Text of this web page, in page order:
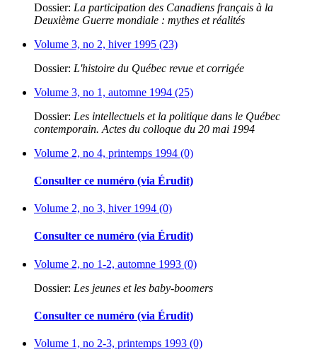
Dossier: La participation des Canadiens français à la
Deuxième Guerre mondiale : mythes et réalités
Volume 3, no 2, hiver 1995 (23)
Dossier: L'histoire du Québec revue et corrigée
Volume 3, no 1, automne 1994 (25)
Dossier: Les intellectuels et la politique dans le Québec
contemporain. Actes du colloque du 20 mai 1994
Volume 2, no 4, printemps 1994 (0)
Consulter ce numéro (via Érudit)
Volume 2, no 3, hiver 1994 (0)
Consulter ce numéro (via Érudit)
Volume 2, no 1-2, automne 1993 (0)
Dossier: Les jeunes et les baby-boomers
Consulter ce numéro (via Érudit)
Volume 1, no 2-3, printemps 1993 (0)